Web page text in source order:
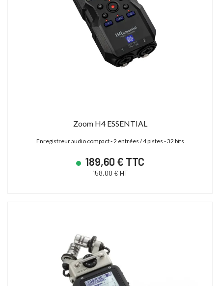
Zoom H4 ESSENTIAL
Enregistreur audio compact - 2 entrées / 4 pistes - 32 bits
189,60 € TTC
158,00 € HT